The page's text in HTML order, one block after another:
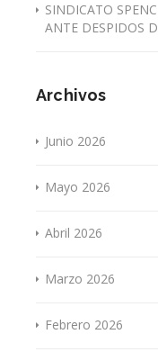
SINDICATO
ANTE DESPIDOS
Archivos
Junio 2026
Mayo 2026
Abril 2026
Marzo 2026
Febrero 2026